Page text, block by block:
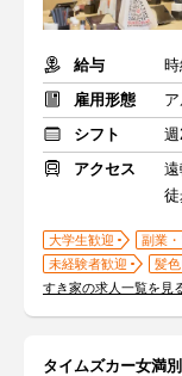
給与
雇用形態
シフト
アクセス
遠
大学生歓迎 副業
未経験者歓迎
髪
すき家の求人一覧を見
タイムズカー女満